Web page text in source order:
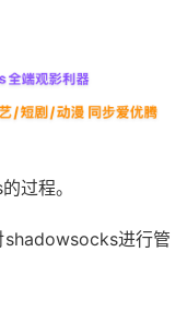
过程。
shadowsocks进行管